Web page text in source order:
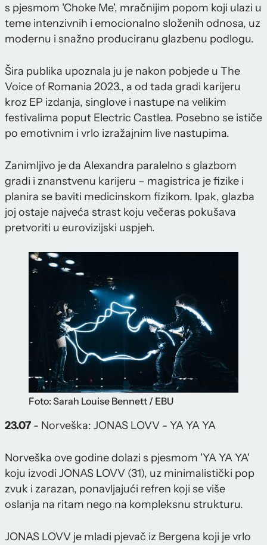
s pjesmom 'Choke Me', mračnijim popom koji ulazi u
teme intenzivnih i emocionalno složenih odnosa, uz
modernu i snažno produciranu glazbenu podlogu.
Šira publika upoznala ju je nakon pobjede u The
Voice of Romania 2023., a od tada gradi karijeru
kroz EP izdanja, singlove i nastupe na velikim
festivalima poput Electric Castlea. Posebno se ističe
po emotivnim i vrlo izražajnim live nastupima.
Zanimljivo je da Alexandra paralelno s glazbom
gradi i znanstvenu karijeru – magistrica je fizike i
planira se baviti medicinskom fizikom. Ipak, glazba
joj ostaje najveća strast koju večeras pokušava
pretvoriti u eurovizijski uspjeh.
Foto: Sarah Louise Bennett / EBU
23.07 - Norveška: JONAS LOVV - YA YA YA
Norveška ove godine dolazi s pjesmom 'YA YA YA'
koju izvodi JONAS LOVV (31), uz minimalistički pop
zvuk i zarazan, ponavljajući refren koji se više
oslanja na ritam nego na kompleksnu strukturu.
JONAS LOVV je mladi pjevač iz Bergena koji je vrlo